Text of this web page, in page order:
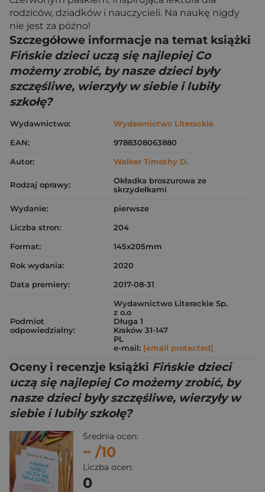
rodziców, dziadków i nauczycieli. Na naukę nigdy
nie jest za późno!
Szczegółowe informacje na temat książki
Fińskie dzieci uczą się najlepiej Co
możemy zrobić, by nasze dzieci były
szczęśliwe, wierzyły w siebie i lubiły
szkołę?
Wydawnictwo:
Wydawnictwo Literackie
EAN:
9788308063880
Autor:
Walker Timothy D.
Rodzaj oprawy:
Okładka broszurowa ze
skrzydełkami
Wydanie:
pierwsze
Liczba stron:
204
Format:
145x205mm
Rok wydania:
2020
Data premiery:
2017-08-31
Podmiot
odpowiedzialny:
Wydawnictwo Literackie Sp.
z o.o
Długa 1
Kraków 31-147
PL
e-mail: [email protected]
Oceny i recenzje książki Fińskie dzieci
uczą się najlepiej Co możemy zrobić, by
nasze dzieci były szczęśliwe, wierzyły w
siebie i lubiły szkołę?
Średnia ocen:
~ /10
Liczba ocen:
0